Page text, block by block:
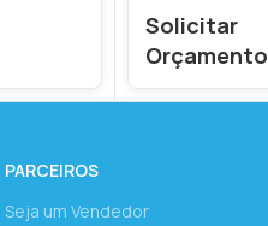
Solicitar
Orçamento
PARCEIROS
Seja um Vendedor